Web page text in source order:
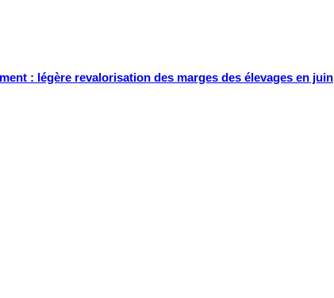
: légère revalorisation des marges des élevages en juin